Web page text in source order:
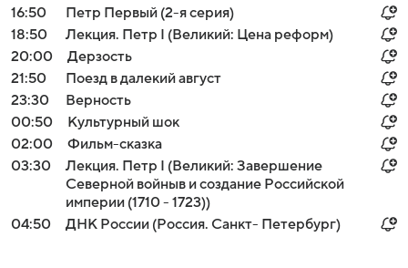
16:50
Петр Первый (2-я серия)
18:50
Лекция. Петр I (Великий: Цена реформ)
20:00
Дерзость
21:50
Поезд в далекий август
23:30
Верность
00:50
Культурный шок
02:00
Фильм-сказка
03:30
Лекция. Петр I (Великий: Завершение
Северной войныв и создание Российской
империи (1710 - 1723))
04:50
ДНК России (Россия. Санкт- Петербург)